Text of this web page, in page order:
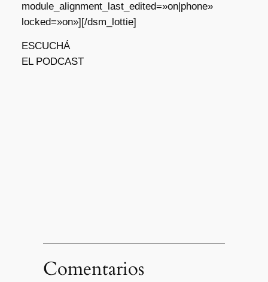
module_alignment_last_edited=»on|phone»
locked=»on»][/dsm_lottie]
ESCUCHÁ
EL PODCAST
Comentarios